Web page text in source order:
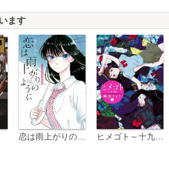
ます
ヒメゴト～十九歳の制服～